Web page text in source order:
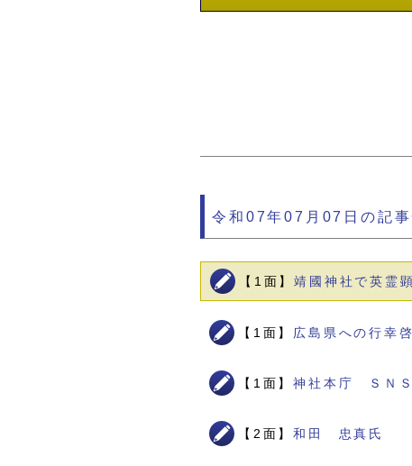
令和07年07月07日の記事
【1面】靖國神社で英霊
【1面】 広島県への行幸
【1面】神社本庁 ＳＮ
【2面】和田 忠真氏